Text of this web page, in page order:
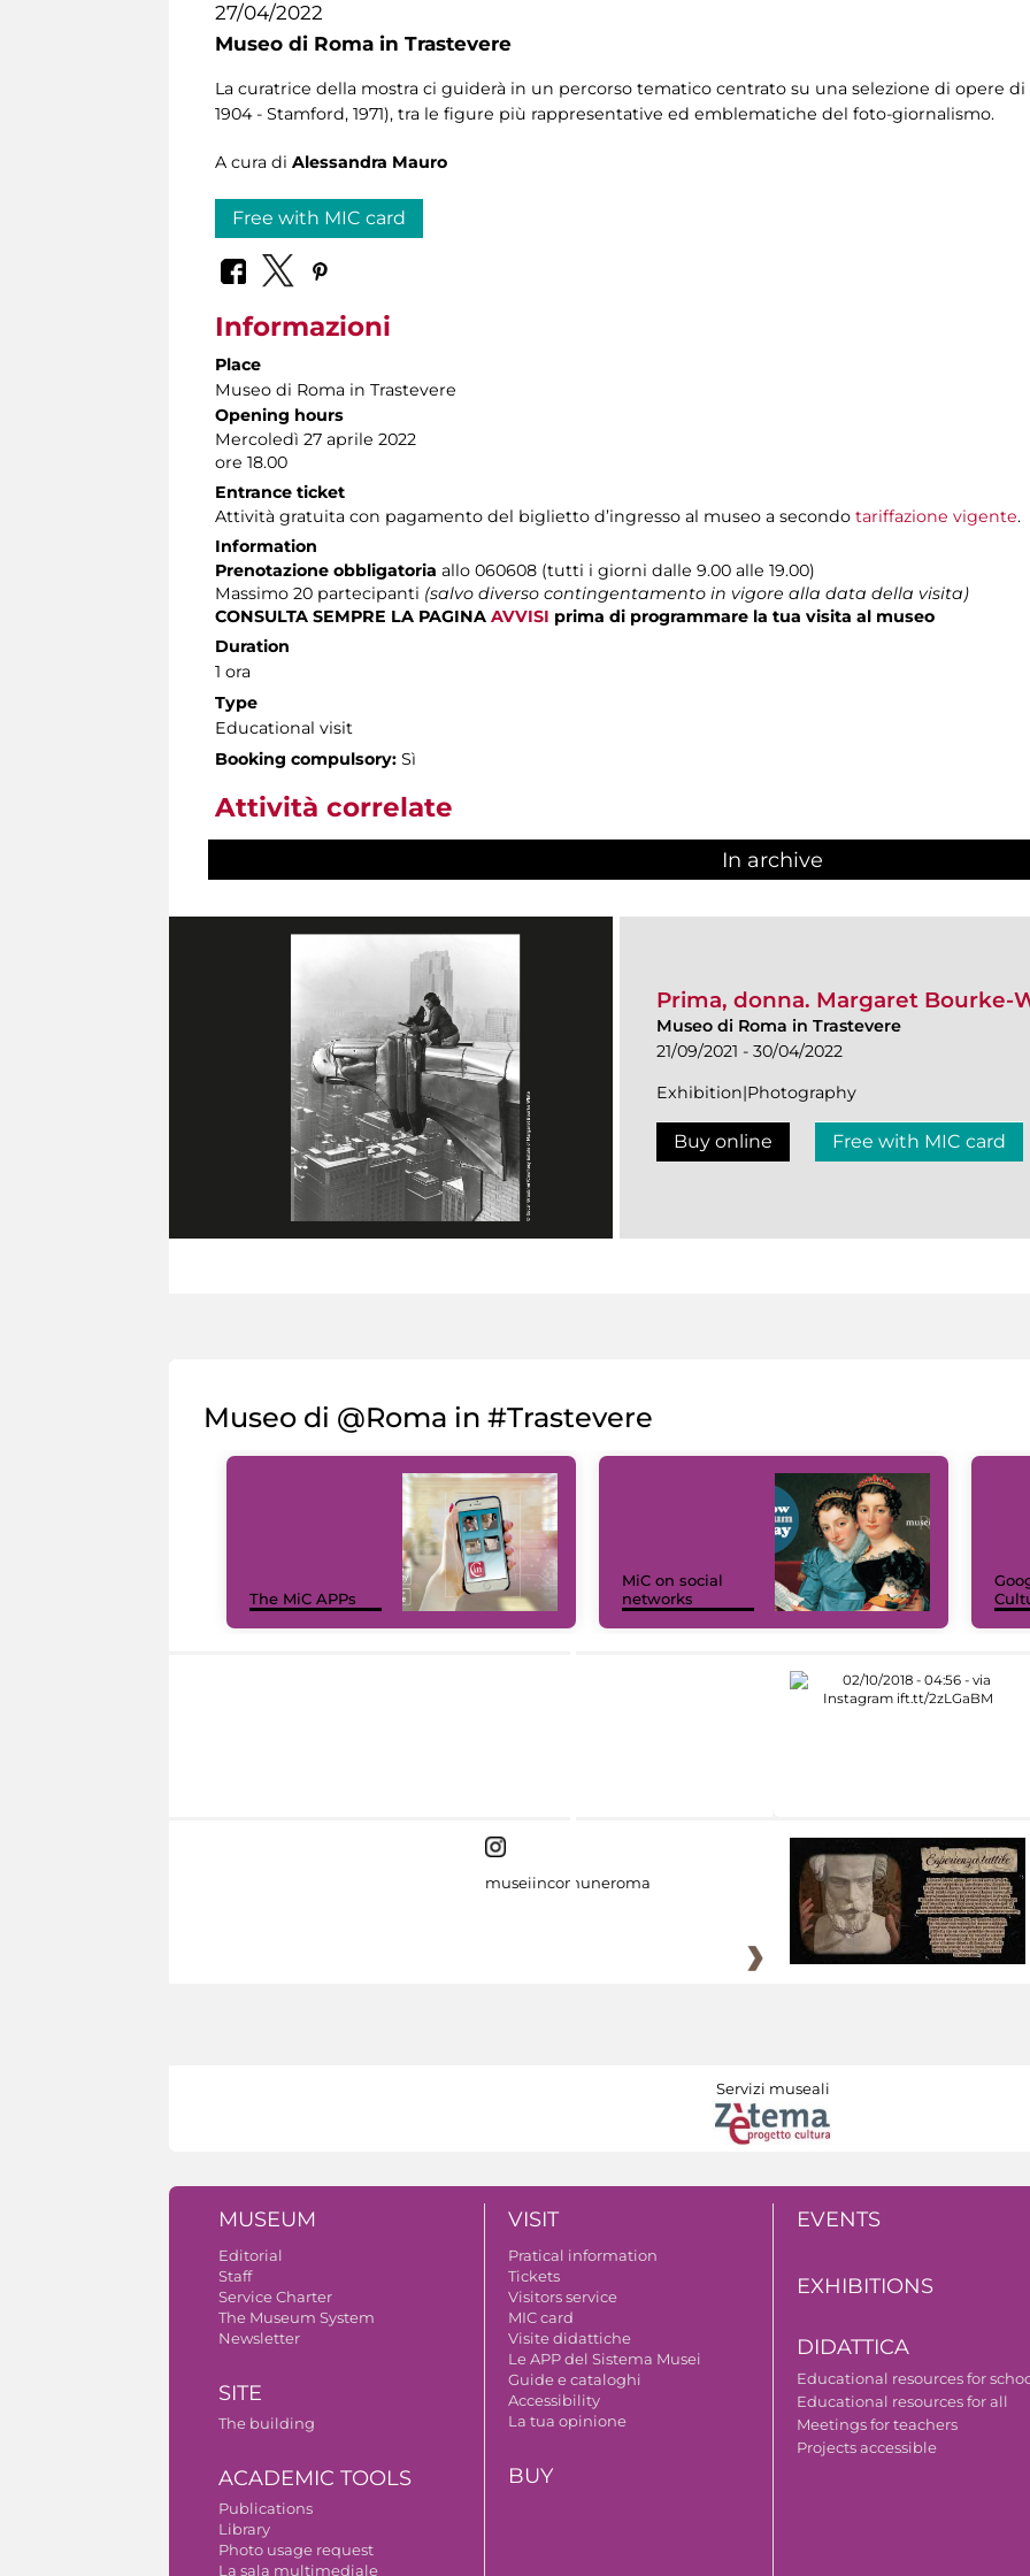
27/04/2022
Museo di Roma in Trastevere
La curatrice della mostra ci guiderà in un percorso tematico centrato su una selezione di opere
1904 - Stamford, 1971), tra le figure più rappresentative ed emblematiche del foto-giornalismo.
A cura di Alessandra Mauro
Free with MIC card
Informazioni
Place
Museo di Roma in Trastevere
Opening hours
Mercoledì 27 aprile 2022
ore 18.00
Entrance ticket
Attività gratuita con pagamento del biglietto d’ingresso al museo a secondo tariffazione vigente.
Information
Prenotazione obbligatoria allo 060608 (tutti i giorni dalle 9.00 alle 19.00)
Massimo 20 partecipanti (salvo diverso contingentamento in vigore alla data della visita)
CONSULTA SEMPRE LA PAGINA AVVISI prima di programmare la tua visita al museo
Duration
1 ora
Type
Educational visit
Booking compulsory: Sì
Attività correlate
In archive
Prima, donna. Margaret Bourke-
Museo di Roma in Trastevere
21/09/2021 - 30/04/2022
Exhibition|Photography
Buy online Free with MIC card
Museo di @Roma in #Trastevere
The MiC APPs
MiC on social
networks
museiincomuneroma
Servizi museali
MUSEUM
Editorial
Staff
Service Charter
The Museum System
Newsletter
SITE
The building
ACADEMIC TOOLS
Publications
Library
Photo usage request
La sala multimediale
VISIT
Pratical information
Tickets
Visitors service
MIC card
Visite didattiche
Le APP del Sistema Musei
Guide e cataloghi
Accessibility
La tua opinione
BUY
EVENTS
EXHIBITIONS
DIDATTICA
Educational resources for
Educational resources for all
Meetings for teachers
Projects accessible